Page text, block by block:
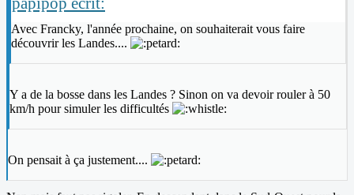
Avec Francky, l'année prochaine, on souhaiterait vous faire
découvrir les Landes....
Y a de la bosse dans les Landes ? Sinon on va devoir rouler à 50
km/h pour simuler les difficultés
On pensait à ça justement....